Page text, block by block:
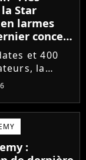
Star
larmes
concert
et 400
la
la Star
de se
les
les réseaux
élèves
dernier
: